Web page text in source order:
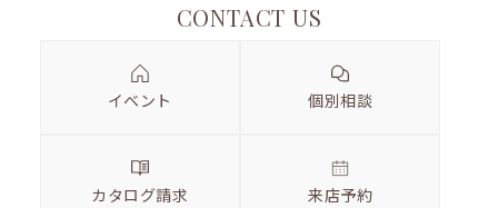
CONTACT US
イベント 個別相談
カタログ請求 来店予約